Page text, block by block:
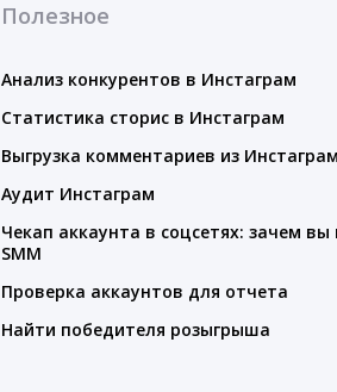
Полезное
Анализ конкурентов в Инстаграм
Статистика сторис в Инстаграм
Выгрузка комментариев из Инстаграм
Аудит Инстаграм
Чекап аккаунта в соцсетях: зачем вы
SMM
Проверка аккаунтов для отчета
Найти победителя розыгрыша